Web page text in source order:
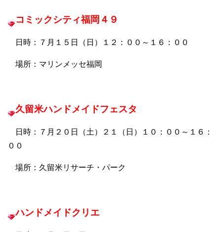
コミックシティ福岡４９
日時：７月１５日（日）１２：００～１６：００
場所：マリンメッセ福岡
久留米ハンドメイドフェスタ
日時：７月２０日（土）２１（日）１０：００～１６：
００
場所：久留米リサーチ・パーク
ハンドメイドクリエ